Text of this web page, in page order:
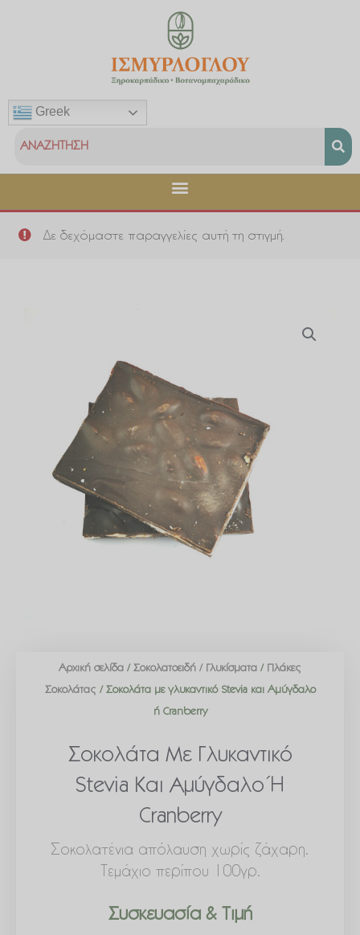
Greek
Δε δεχόμαστε παραγγελίες αυτή τη στιγμή.
Αρχική σελίδα / Σοκολατοειδή / Γλυκίσματα / Πλάκες
Σοκολάτας / Σοκολάτα με γλυκαντικό Stevia και Αμύγδαλο
ή Cranberry
Σοκολάτα Με Γλυκαντικό
Stevia Και Αμύγδαλο Ή
Cranberry
Σοκολατένια απόλαυση χωρίς ζάχαρη.
Τεμάχιο περίπου 100γρ.
Συσκευασία & Τιμή